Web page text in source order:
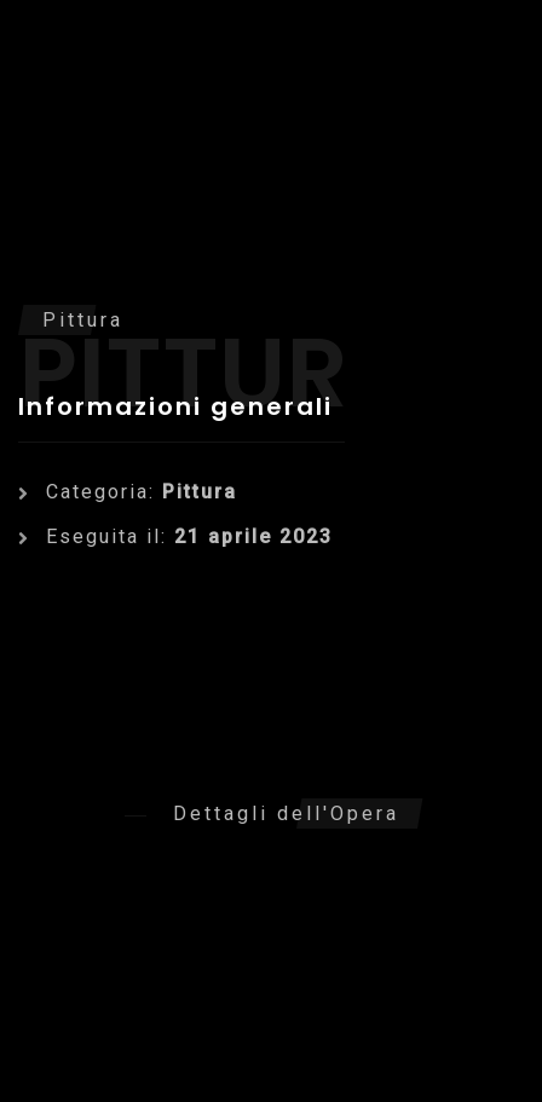
PITTURA
Pittura
Informazioni generali
Categoria:
Pittura
Eseguita il: 21 aprile 2023
Dettagli dell'Opera